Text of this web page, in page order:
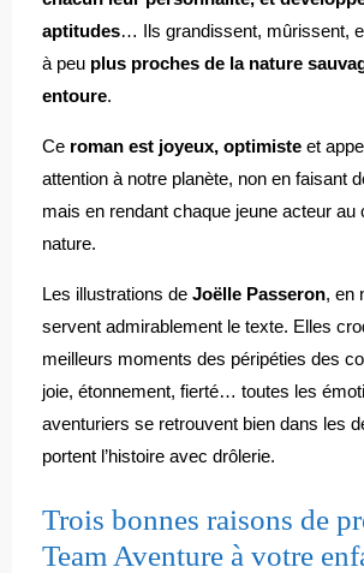
aptitudes… Ils grandissent, mûrissent,
à peu plus proches de la nature
entoure.
Ce roman est joyeux, optimiste et
attention à notre planète, non en faisant
mais en rendant chaque jeune acteur au
nature.
Les illustrations de Joëlle Passeron, en
servent admirablement le texte. Elles
meilleurs moments des péripéties des
joie, étonnement, fierté… toutes les
aventuriers se retrouvent bien dans les
portent l’histoire avec drôlerie.
Trois bonnes raisons de
Team Aventure à votre